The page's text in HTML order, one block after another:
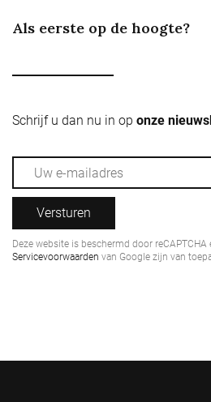
Als eerste op de hoogte?
Schrijf u dan nu in op onze
Versturen
Deze website is beschermd door reCAPTCHA
Servicevoorwaarden van Google zijn van